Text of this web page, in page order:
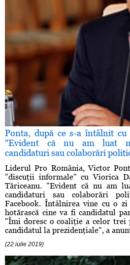
Ponta, după ce s-a întâlnit cu
"Evident că nu am luat
candidaturi sau colaborări
Liderul Pro România, Victor
"discuţii informale" cu Viorica
Tăriceanu. "Evident că nu am
candidaturi sau colaborări
Facebook. Întâlnirea vine cu o
hotărască cine va fi candidatul
"Îmi doresc o coaliţie a celor trei
candidatul la prezidenţiale", a
(22 iulie 2019)